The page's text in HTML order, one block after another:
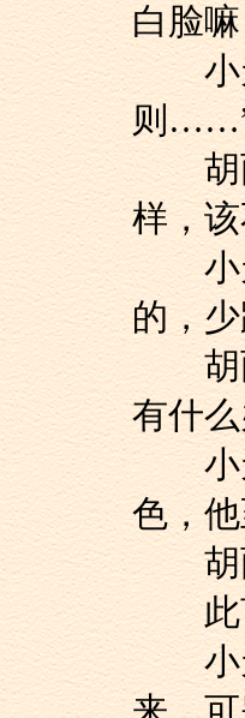
白脸
小天
则
胡丽
样，
小天
的，
胡丽
有什
小天
色，
胡丽
此言
小天